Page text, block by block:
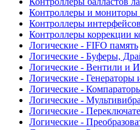
Контроллеры и мониторы
Контроллеры интерфейсов
Контроллеры коррекции
Логические - FIFO память
Логические - Буферы,
Логические - Вентили и
Логические - Генераторы
Логические -
Логические -
Логические -
Логические -